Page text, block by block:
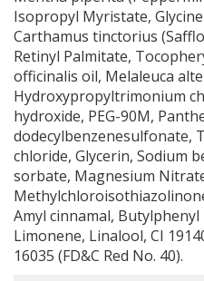
Isopropyl Myristate,
Carthamus tinctorius
Retinyl Palmitate,
officinalis oil, Melaleuca
Hydroxypropyltrimonium
hydroxide, PEG-90M,
dodecylbenzenesulfonate,
chloride, Glycerin, Sodium
sorbate, Magnesium
Amyl cinnamal,
Limonene, Linalool, CI
16035 (FD&C Red No. 40).